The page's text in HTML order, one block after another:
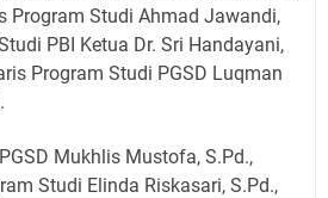
Program Studi Ahmad Jawandi,
PBI Ketua Dr. Sri Handayani,
Program Studi PGSD Luqman
Mukhlis Mustofa, S.Pd.,
Studi Elinda Riskasari, S.Pd.,